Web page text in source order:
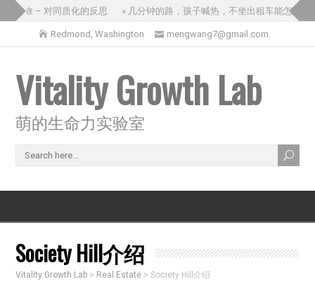
旅 – 对同质化的反思 » 几分钟的路，孩子喊热，不坐出租车能怎么办？
Redmond, Washington mengwang7@gmail.com
Vitality Growth Lab
萌的生命力实验室
Society Hill介绍
Vitality Growth Lab > Real Estate >Society Hill介绍